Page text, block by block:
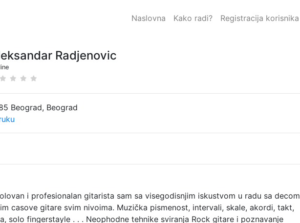
Naslovna Kako radi? Registracija korisnika
Radjenovic
Beograd, Beograd
i profesionalan gitarista sam sa visegodisnjim iskustvom u radu sa decom
casove gitare svim nivoima. Muzička pismenost, intervali, skale, akordi, takt,
solo fingerstayle . . . Neophodne tehnike sviranja Rock gitare i poznavanje